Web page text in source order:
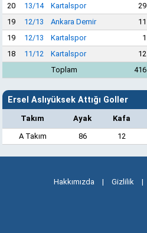
20
13/14 Kartalspor 29
19
12/13 Ankara Demir 11
19
12/13 Kartalspor 1
18
11/12 Kartalspor 12
Toplam
416
Ersel Aslıyüksek Attığı Goller
Takım Ayak Kafa
A Takım
86 12
Hakkımızda | Gizlilik |